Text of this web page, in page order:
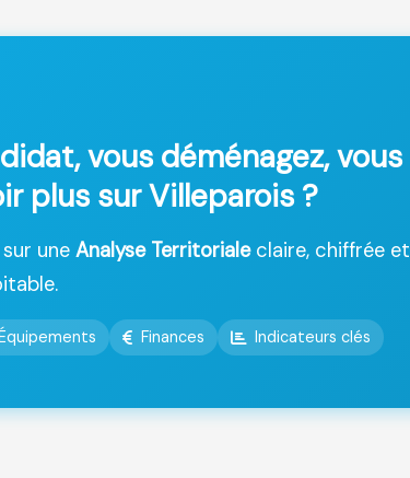
vous déménagez, vous
plus sur Villeparois ?
une Analyse Territorialeclaire, chiffrée et
Équipements Finances Indicateurs clés